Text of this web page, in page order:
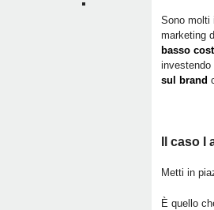
Sono molti
marketing
basso
sul brand
Il caso I
Metti in
È quello